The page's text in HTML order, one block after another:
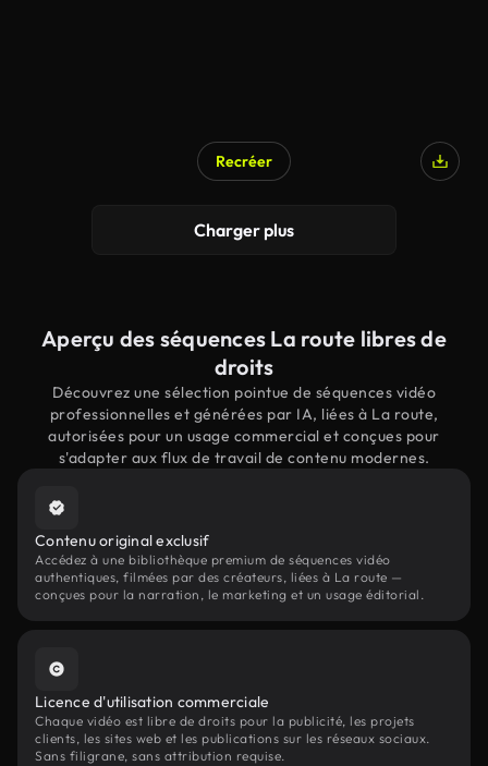
Recréer
Charger plus
Aperçu des séquences La route libres de
droits
Découvrez une sélection pointue de séquences vidéo
professionnelles et générées par IA, liées à La route,
autorisées pour un usage commercial et conçues pour
s'adapter aux flux de travail de contenu modernes.
Contenu original exclusif
Accédez à une bibliothèque premium de séquences vidéo
authentiques, filmées par des créateurs, liées à La route —
conçues pour la narration, le marketing et un usage éditorial.
Licence d'utilisation commerciale
Chaque vidéo est libre de droits pour la publicité, les projets
clients, les sites web et les publications sur les réseaux sociaux.
Sans filigrane, sans attribution requise.